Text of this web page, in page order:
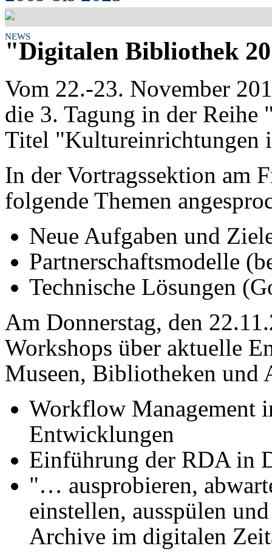
NEWS
"Digitalen Bibliothek
Vom 22.-23. November
die 3. Tagung in der
Titel "Kultureinrichtungen
In der Vortragssektion am
folgende Themen
Neue Aufgaben und
Partnerschaftsmodelle
Technische Lösungen
Am Donnerstag, den
Workshops über aktuelle
Museen, Bibliotheken und
Workflow Management
Entwicklungen
Einführung der RDA in
"… ausprobieren,
einstellen, ausspülen
Archive im digitalen